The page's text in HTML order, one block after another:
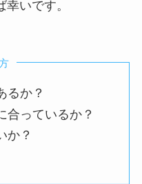
いです。
るか？
合っているか？
か？